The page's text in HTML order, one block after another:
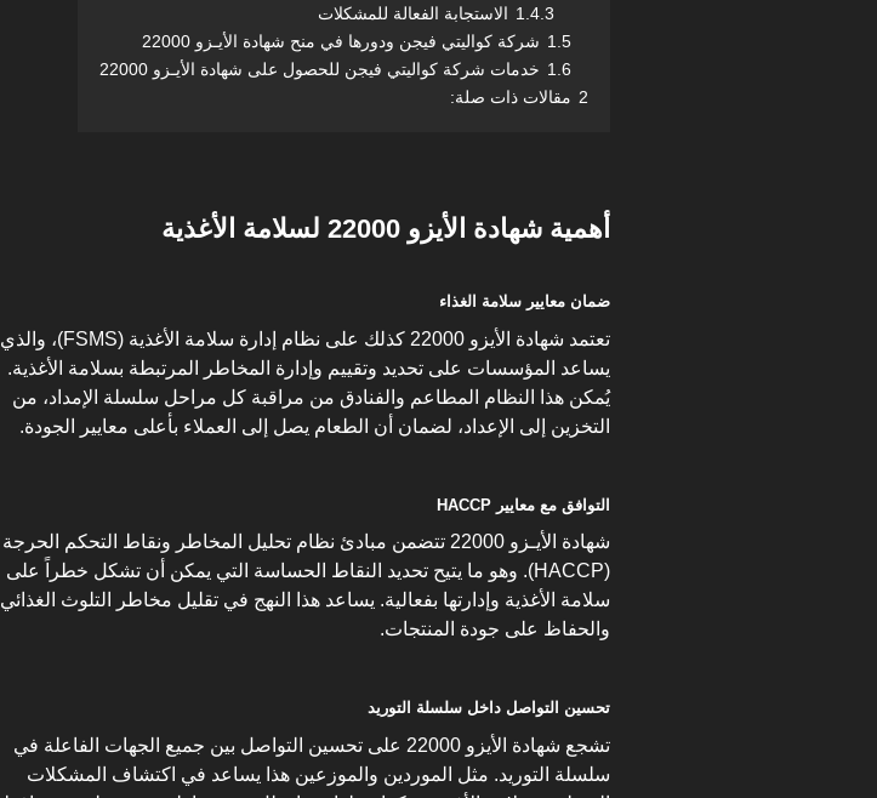
1.4.3 الاستجابة الفعالة للمشكلات
1.5 شركة كواليتي فيجن ودورها في منح شهادة الأيـزو 22000
1.6 خدمات شركة كواليتي فيجن للحصول على شهادة الأيـزو 22000
2 مقالات ذات صلة:
أهمية شهادة الأيزو 22000 لسلامة الأغذية
ضمان معايير سلامة الغذاء
تعتمد شهادة الأيزو 22000 كذلك على نظام إدارة سلامة الأغذية (FSMS)، والذي
يساعد المؤسسات على تحديد وتقييم وإدارة المخاطر المرتبطة بسلامة الأغذية.
يُمكن هذا النظام المطاعم والفنادق من مراقبة كل مراحل سلسلة الإمداد، من
التخزين إلى الإعداد، لضمان أن الطعام يصل إلى العملاء بأعلى معايير الجودة.
التوافق مع معايير HACCP
شهادة الأيـزو 22000 تتضمن مبادئ نظام تحليل المخاطر ونقاط التحكم الحرجة
(HACCP). وهو ما يتيح تحديد النقاط الحساسة التي يمكن أن تشكل خطراً على
سلامة الأغذية وإدارتها بفعالية. يساعد هذا النهج في تقليل مخاطر التلوث الغذائي
والحفاظ على جودة المنتجات.
تحسين التواصل داخل سلسلة التوريد
تشجع شهادة الأيزو 22000 على تحسين التواصل بين جميع الجهات الفاعلة في
سلسلة التوريد. مثل الموردين والموزعين هذا يساعد في اكتشاف المشكلات